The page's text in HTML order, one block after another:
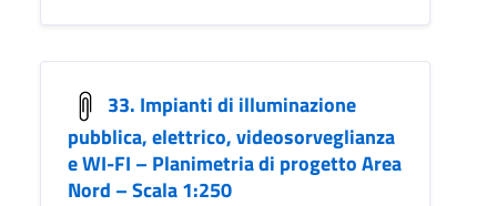
33. Impianti di illuminazione
pubblica, elettrico, videosorveglianza
e WI-FI – Planimetria di progetto Area
Nord – Scala 1:250